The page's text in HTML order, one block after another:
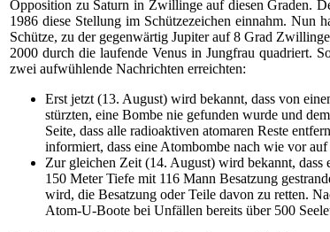
Opposition zu Saturn in Zwillinge auf diesen Graden.
1986 diese Stellung im Schützezeichen einnahm.
Schütze, zu der gegenwärtig Jupiter auf 8 Grad
2000 durch die laufende Venus in Jungfrau quadriert.
zwei aufwühlende Nachrichten erreichten:
Erst jetzt (13. August) wird bekannt, dass von
stürzten, eine Bombe nie gefunden wurde und
Seite, dass alle radioaktiven atomaren Reste
informiert, dass eine Atombombe nach wie vor
Zur gleichen Zeit (14. August) wird bekannt,
150 Meter Tiefe mit 116 Mann Besatzung
wird, die Besatzung oder Teile davon zu retten.
Atom-U-Boote bei Unfällen bereits über 500